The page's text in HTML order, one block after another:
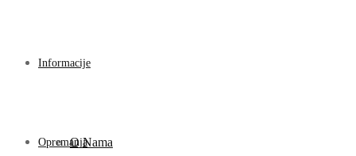
Informacije
O Nama
Opremanja